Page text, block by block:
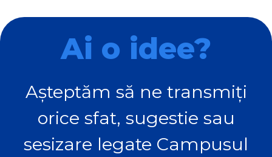
Ai o idee?
Așteptăm să ne transmiți
orice sfat, sugestie sau
sesizare legate Campusul